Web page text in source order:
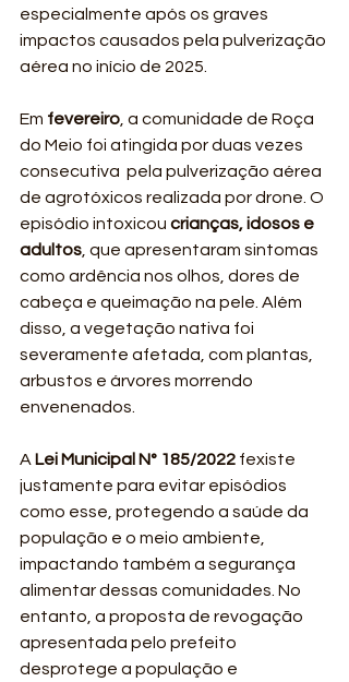
especialmente após os graves
impactos causados pela pulverização
aérea no início de 2025.
Em fevereiro , a comunidade de Roça
do Meio foi atingida por duas vezes
consecutiva  pela pulverização aérea
de agrotóxicos realizada por drone. O
episódio intoxicou crianças, idosos e
adultos , que apresentaram sintomas
como ardência nos olhos, dores de
cabeça e queimação na pele. Além
disso, a vegetação nativa foi
severamente afetada, com plantas,
arbustos e árvores morrendo
envenenados.
A Lei Municipal N° 185/2022 fexiste
justamente para evitar episódios
como esse, protegendo a saúde da
população e o meio ambiente,
impactando também a segurança
alimentar dessas comunidades. No
entanto, a proposta de revogação
apresentada pelo prefeito
desprotege a população e